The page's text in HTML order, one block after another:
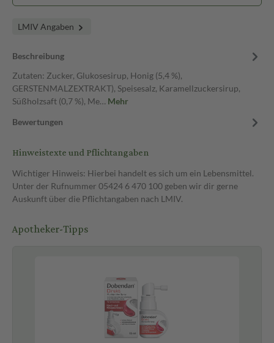
LMIV Angaben
Beschreibung
Zutaten: Zucker, Glukosesirup, Honig (5,4 %),
GERSTENMALZEXTRAKT), Speisesalz, Karamellzuckersirup,
Süßholzsaft (0,7 %), Me… Mehr
Bewertungen
Hinweistexte und Pflichtangaben
Wichtiger Hinweis: Hierbei handelt es sich um ein Lebensmittel.
Unter der Rufnummer 05424 6 470 100 geben wir dir gerne
Auskunft über die Pflichtangaben nach LMIV.
Apotheker-Tipps